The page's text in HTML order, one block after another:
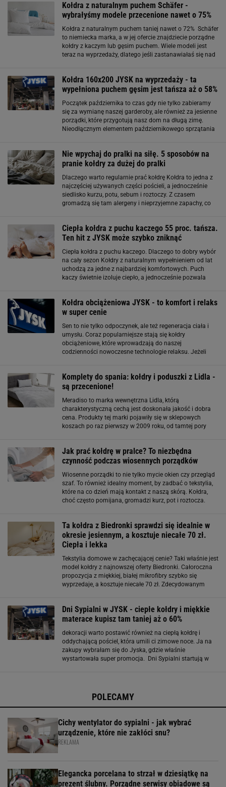
Kołdra z naturalnym puchem Schäfer -
wybrałyśmy modele przecenione nawet o 75%
Kołdra z naturalnym puchem taniej nawet o 72% Schäfer
to niemiecka marka, a w jej ofercie znajdziecie porządne
kołdry z kaczym lub gęsim puchem. Wiele modeli jest
teraz na wyprzedaży, dlatego jeśli zastanawiałaś się nad
Kołdra 160x200 JYSK na wyprzedaży - ta
wypełniona puchem gęsim jest tańsza aż o 58%
Początek października to czas gdy nie tylko zabieramy
się za wymianę naszej garderoby, ale również za jesienne
porządki, które przygotują nasz dom na długą zimę.
Nieodłącznym elementem październikowego sprzątania
Nie wpychaj do pralki na siłę. 5 sposobów na
pranie kołdry za dużej do pralki
Dlaczego warto regularnie prać kołdrę Kołdra to jedna z
najczęściej używanych części pościeli, a jednocześnie
siedlisko kurzu, potu, sebum i roztoczy. Z czasem
gromadzą się tam alergeny i nieprzyjemne zapachy, co
Ciepła kołdra z puchu kaczego 55 proc. tańsza.
Ten hit z JYSK może szybko zniknąć
Ciepła kołdra z puchu kaczego. Dlaczego to dobry wybór
na cały sezon Kołdry z naturalnym wypełnieniem od lat
uchodzą za jedne z najbardziej komfortowych. Puch
kaczy świetnie izoluje ciepło, a jednocześnie pozwala
Kołdra obciążeniowa JYSK - to komfort i relaks
w super cenie
Sen to nie tylko odpoczynek, ale też regeneracja ciała i
umysłu. Coraz popularniejsze stają się kołdry
obciążeniowe, które wprowadzają do naszej
codzienności nowoczesne technologie relaksu. Jeżeli
Komplety do spania: kołdry i poduszki z Lidla -
są przecenione!
Meradiso to marka wewnętrzna Lidla, którą
charakterystyczną cechą jest doskonała jakość i dobra
cena. Produkty tej marki pojawiły się w sklepowych
koszach po raz pierwszy w 2009 roku, od tamtej pory
Jak prać kołdrę w pralce? To niezbędna
czynność podczas wiosennych porządków
Wiosenne porządki to nie tylko mycie okien czy przegląd
szaf. To również idealny moment, by zadbać o tekstylia,
które na co dzień mają kontakt z naszą skórą. Kołdra,
choć często pomijana, gromadzi kurz, pot i roztocza.
Ta kołdra z Biedronki sprawdzi się idealnie w
okresie jesiennym, a kosztuje niecałe 70 zł.
Ciepła i lekka
Tekstylia domowe w zachęcającej cenie? Taki właśnie jest
model kołdry z najnowszej oferty Biedronki. Całoroczna
propozycja z miękkiej, białej mikrofibry szybko się
wyprzedaje, a kosztuje niecałe 70 zł. Zdecydowanym
Dni Sypialni w JYSK - ciepłe kołdry i miękkie
materace kupisz tam taniej aż o 60%
dekoracji warto postawić również na ciepłą kołdrę i
oddychającą pościel, która umili ci zimowe noce. Ja na
zakupy wybrałam się do Jyska, gdzie właśnie
wystartowała super promocja. Dni Sypialni startują w
POLECAMY
Cichy wentylator do sypialni - jak wybrać
urządzenie, które nie zakłóci snu?
REKLAMA
Elegancka porcelana to strzał w dziesiątkę na
prezent ślubny. Porządne serwisy obiadowe są